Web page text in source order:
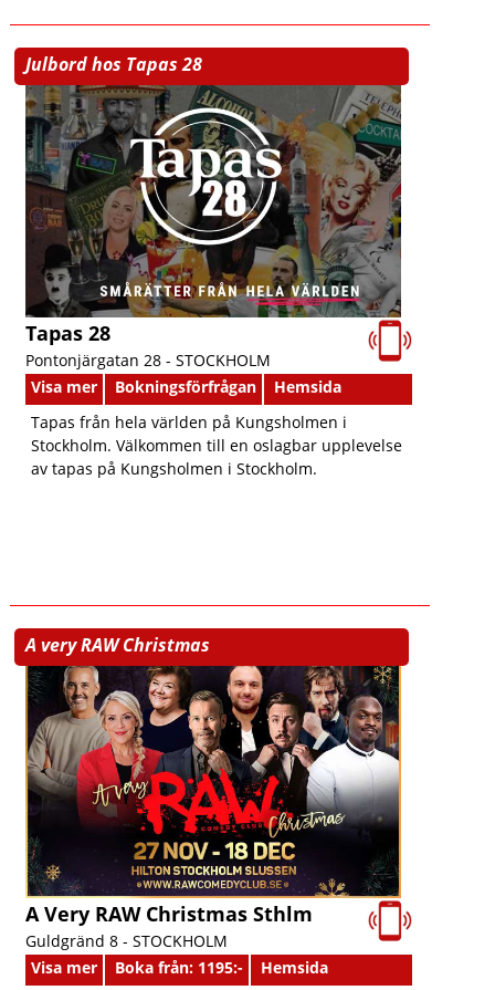
Julbord hos Tapas 28
Tapas 28
Pontonjärgatan 28 - STOCKHOLM
Visa mer
Bokningsförfrågan
Hemsida
Tapas från hela världen på Kungsholmen i
Stockholm. Välkommen till en oslagbar upplevelse
av tapas på Kungsholmen i Stockholm.
A very RAW Christmas
A Very RAW Christmas Sthlm
Guldgränd 8 - STOCKHOLM
Visa mer
Boka från: 1195:-
Hemsida